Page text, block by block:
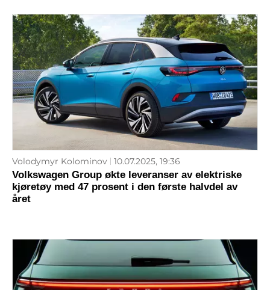
Volodymyr Kolominov 10.07.2025, 19:36
Volkswagen Group økte leveranser av elektriske
kjøretøy med 47 prosent i den første halvdel av
året